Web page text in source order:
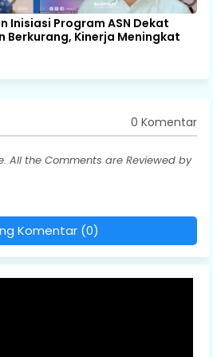
Inisiasi Program ASN Dekat
Berkurang, Kinerja Meningkat
0 Komentar
All the Comments are Reviewed by
Komentar (0)